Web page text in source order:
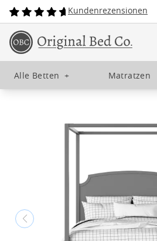
Kundenrezensionen
Alle Betten + Matratzen